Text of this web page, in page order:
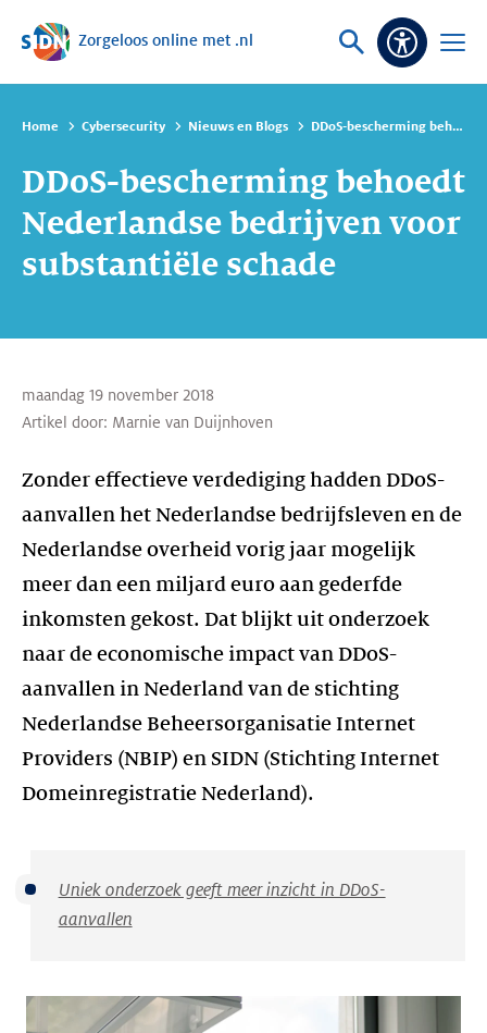
Sla navigatie over
Zorgeloos online met .nl
Vraag
Open
Home Cybersecurity Nieuws en Blogs DDoS-bescherming behoedt Nederlandse bedrijven voor substantiële schade
DDoS-bescherming behoedt
Nederlandse bedrijven voor
substantiële schade
maandag 19 november 2018
Artikel door: Marnie van Duijnhoven
Zonder effectieve verdediging hadden DDoS-
aanvallen het Nederlandse bedrijfsleven en de
Nederlandse overheid vorig jaar mogelijk
meer dan een miljard euro aan gederfde
inkomsten gekost. Dat blijkt uit onderzoek
naar de economische impact van DDoS-
aanvallen in Nederland van de stichting
Nederlandse Beheersorganisatie Internet
Providers (NBIP) en SIDN (Stichting Internet
Domeinregistratie Nederland).
Uniek onderzoek geeft meer inzicht in DDoS-
aanvallen